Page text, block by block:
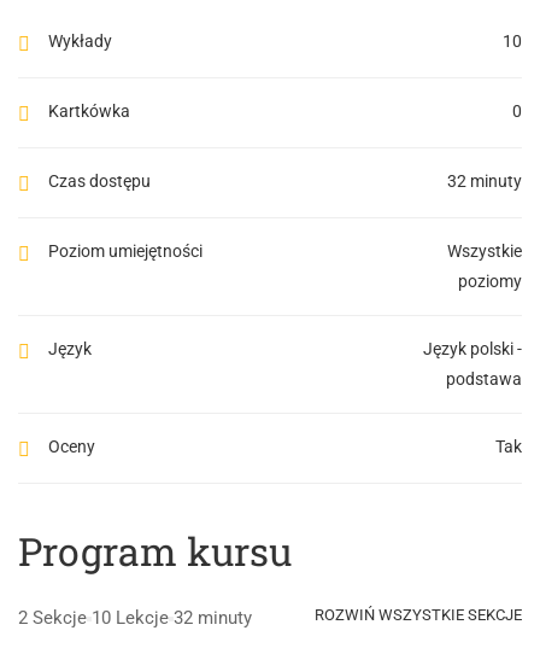
Wykłady 10
Kartkówka 0
Czas dostępu 32 minuty
Poziom umiejętności
Wszystkie
poziomy
Język
Język polski -
podstawa
Oceny Tak
Program kursu
2 Sekcje 10 Lekcje 32 minuty ROZWIŃ WSZYSTKIE SEKCJE